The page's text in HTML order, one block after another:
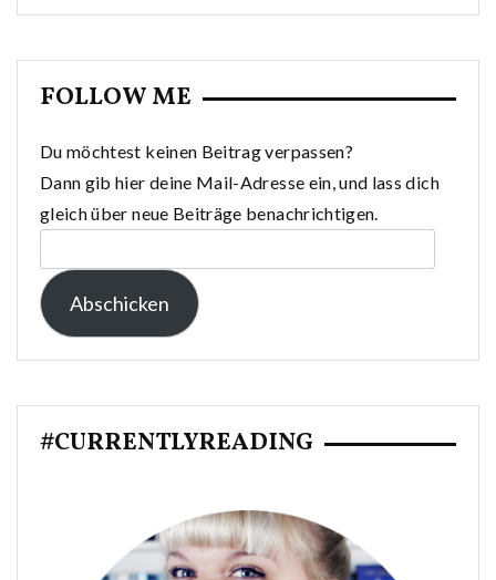
FOLLOW ME
Du möchtest keinen Beitrag verpassen?
Dann gib hier deine Mail-Adresse ein, und lass dich
gleich über neue Beiträge benachrichtigen.
Mail-
Adresse:
Abschicken
#CURRENTLYREADING